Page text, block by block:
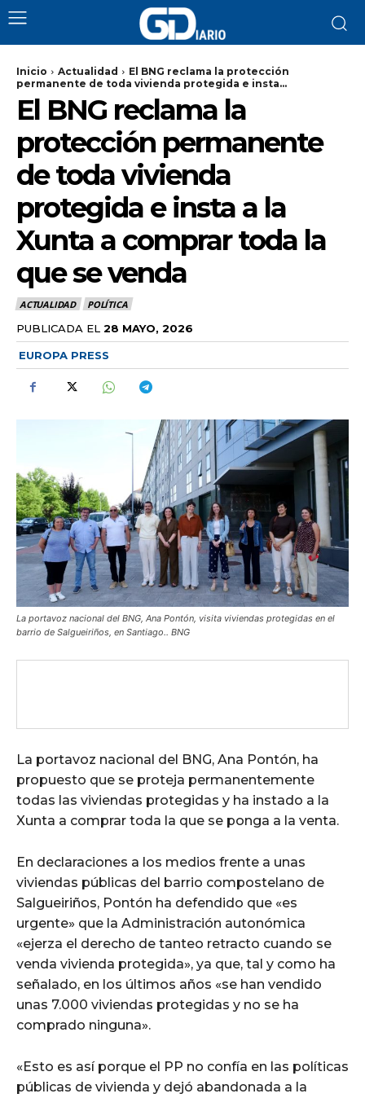
Inicio Actualidad
El BNG reclama la protección
permanente de toda vivienda protegida e insta...
El BNG reclama la
protección permanente
de toda vivienda
protegida e insta a la
Xunta a comprar toda la
que se venda
ACTUALIDAD POLÍTICA
PUBLICADA EL 28 MAYO, 2026
EUROPA PRESS
La portavoz nacional del BNG, Ana Pontón, visita viviendas protegidas en el
barrio de Salgueiriños, en Santiago.. BNG
La portavoz nacional del BNG, Ana Pontón, ha
propuesto que se proteja permanentemente
todas las viviendas protegidas y ha instado a la
Xunta a comprar toda la que se ponga a la venta.
En declaraciones a los medios frente a unas
viviendas públicas del barrio compostelano de
Salgueiriños, Pontón ha defendido que «es
urgente» que la Administración autonómica
«ejerza el derecho de tanteo retracto cuando se
venda vivienda protegida», ya que, tal y como ha
señalado, en los últimos años «se han vendido
unas 7.000 viviendas protegidas y no se ha
comprado ninguna».
«Esto es así porque el PP no confía en las políticas
públicas de vivienda y dejó abandonada a la